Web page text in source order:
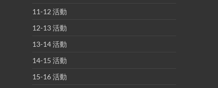
11-12 活動
12-13 活動
13-14 活動
14-15 活動
15-16 活動